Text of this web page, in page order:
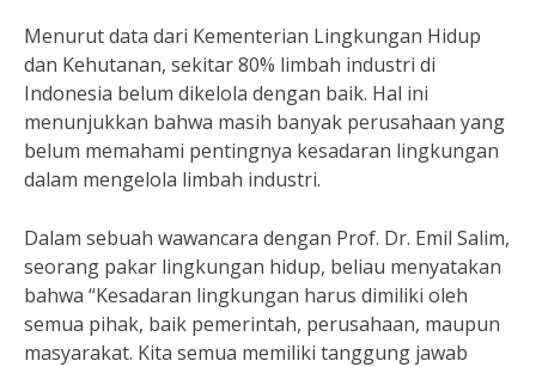
Menurut data dari Kementerian Lingkungan Hidup
dan Kehutanan, sekitar 80% limbah industri di
Indonesia belum dikelola dengan baik. Hal ini
menunjukkan bahwa masih banyak perusahaan yang
belum memahami pentingnya kesadaran lingkungan
dalam mengelola limbah industri.
Dalam sebuah wawancara dengan Prof. Dr. Emil Salim,
seorang pakar lingkungan hidup, beliau menyatakan
bahwa “Kesadaran lingkungan harus dimiliki oleh
semua pihak, baik pemerintah, perusahaan, maupun
masyarakat. Kita semua memiliki tanggung jawab